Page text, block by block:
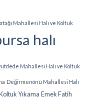
Mahallesi Halı ve Koltuk
halı
Mahallesi Halı ve Koltuk
Değirmenönü Mahallesi Halı
Yıkama Emek Fatih